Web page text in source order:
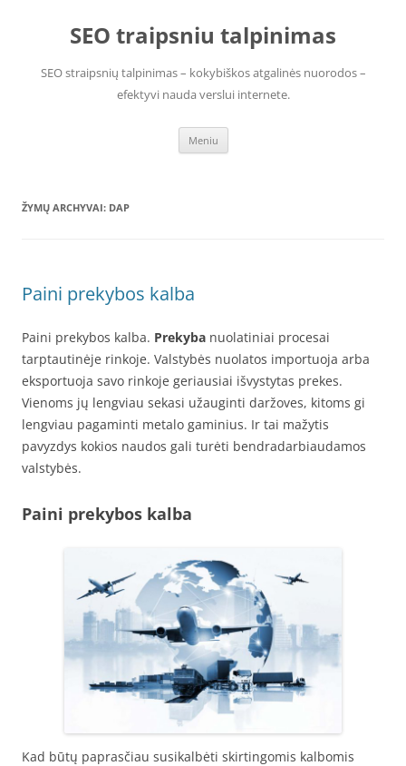
SEO traipsniu talpinimas
SEO straipsnių talpinimas – kokybiškos atgalinės nuorodos –
efektyvi nauda verslui internete.
Meniu
ŽYMŲ ARCHYVAI: DAP
Paini prekybos kalba
Paini prekybos kalba. Prekyba nuolatiniai procesai
tarptautinėje rinkoje. Valstybės nuolatos importuoja arba
eksportuoja savo rinkoje geriausiai išvystytas prekes.
Vienoms jų lengviau sekasi užauginti daržoves, kitoms gi
lengviau pagaminti metalo gaminius. Ir tai mažytis
pavyzdys kokios naudos gali turėti bendradarbiaudamos
valstybės.
Paini prekybos kalba
Kad būtų paprasčiau susikalbėti skirtingomis kalbomis